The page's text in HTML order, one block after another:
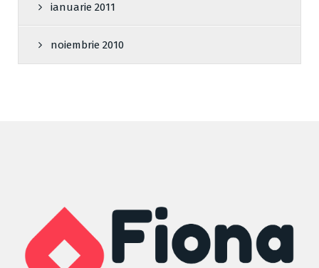
ianuarie 2011
noiembrie 2010